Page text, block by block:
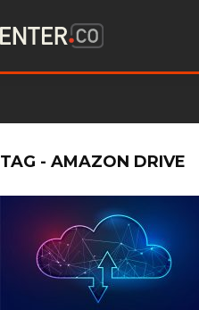
TAG - AMAZON DRIVE